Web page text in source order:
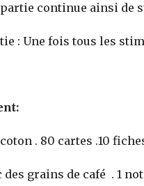
continue ainsi de
: Une fois tous les
. 80 cartes .10
des grains de café . 1